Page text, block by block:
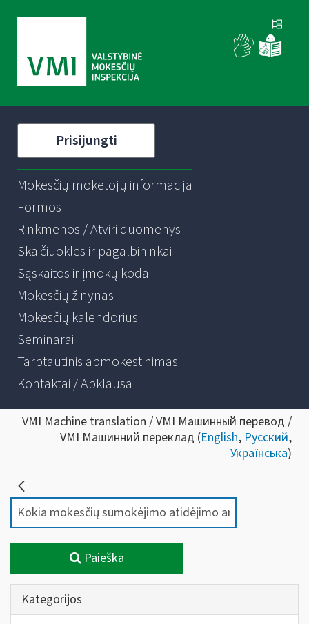
Prisijungti
Mokesčių mokėtojų informacija
Formos
Rinkmenos / Atviri duomenys
Skaičiuoklės ir pagalbininkai
Sąskaitos ir įmokų kodai
Mokesčių žinynas
Mokesčių kalendorius
Seminarai
Tarptautinis apmokestinimas
Kontaktai / Apklausa
VMI Machine translation / VMI Машинный перевод /
VMI Машинний переклад (English, Русский,
Українська)
Paieška
Kategorijos